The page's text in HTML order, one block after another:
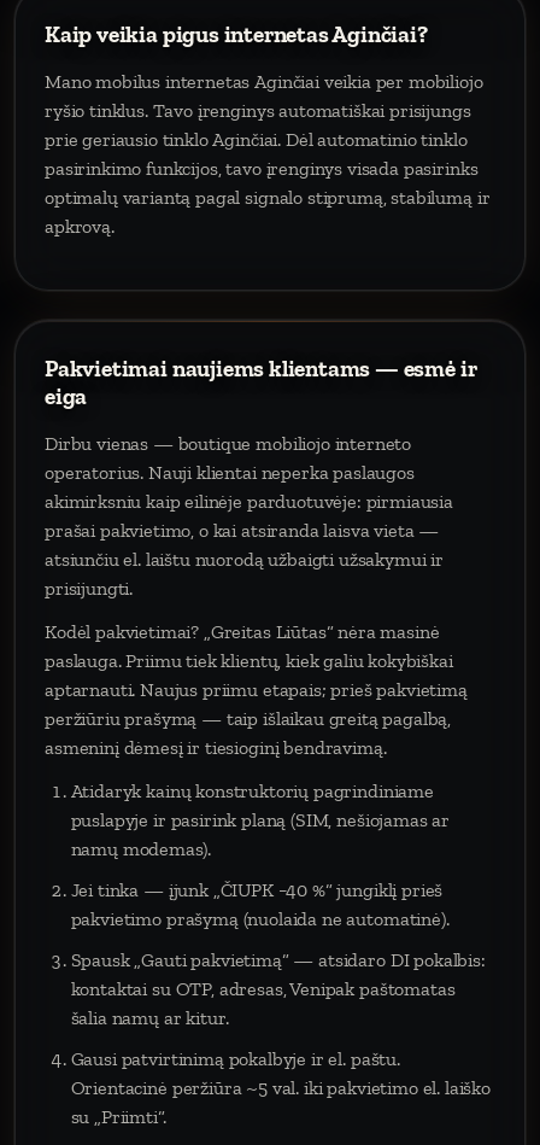
Kaip veikia pigus internetas Aginčiai?
Mano mobilus internetas Aginčiai veikia per mobiliojo
ryšio tinklus. Tavo įrenginys automatiškai prisijungs
prie geriausio tinklo Aginčiai. Dėl automatinio tinklo
pasirinkimo funkcijos, tavo įrenginys visada pasirinks
optimalų variantą pagal signalo stiprumą, stabilumą ir
apkrovą.
Pakvietimai naujiems klientams — esmė ir
eiga
Dirbu vienas — boutique mobiliojo interneto
operatorius. Nauji klientai neperka paslaugos
akimirksniu kaip eilinėje parduotuvėje: pirmiausia
prašai pakvietimo, o kai atsiranda laisva vieta —
atsiunčiu el. laištu nuorodą užbaigti užsakymui ir
prisijungti.
Kodėl pakvietimai? „Greitas Liūtas“ nėra masinė
paslauga. Priimu tiek klientų, kiek galiu kokybiškai
aptarnauti. Naujus priimu etapais; prieš pakvietimą
peržiūriu prašymą — taip išlaikau greitą pagalbą,
asmeninį dėmesį ir tiesioginį bendravimą.
Atidaryk kainų konstruktorių pagrindiniame
puslapyje ir pasirink planą (SIM, nešiojamas ar
namų modemas).
Jei tinka — įjunk „ČIUPK −40 %“ jungiklį prieš
pakvietimo prašymą (nuolaida ne automatinė).
Spausk „Gauti pakvietimą“ — atsidaro DI pokalbis:
kontaktai su OTP, adresas, Venipak paštomatas
šalia namų ar kitur.
Gausi patvirtinimą pokalbyje ir el. paštu.
Orientacinė peržiūra ~5 val. iki pakvietimo el. laiško
su „Priimti“.